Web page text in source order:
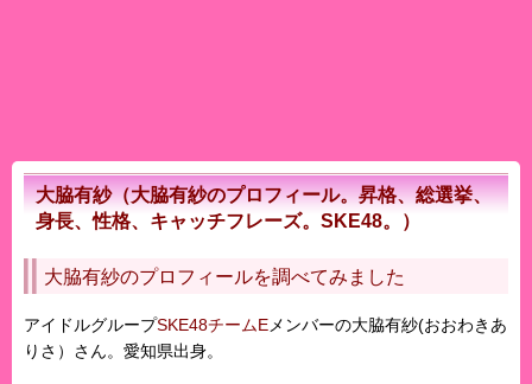
大脇有紗（大脇有紗のプロフィール。昇格、総選挙、
身長、性格、キャッチフレーズ。SKE48。）
大脇有紗のプロフィールを調べてみました
アイドルグループSKE48チームE メンバーの大脇有紗(おおわきあ
りさ）さん。愛知県出身。